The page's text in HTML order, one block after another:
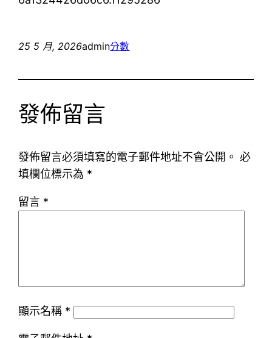
25 5 月, 2026admin分數
發佈留言
發佈留言必須填寫的電子郵件地址不會公開。 必
填欄位標示為 *
留言 *
顯示名稱 *